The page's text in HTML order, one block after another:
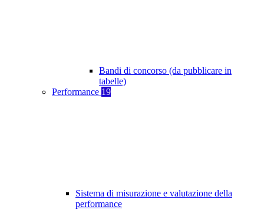
Bandi di concorso (da pubblicare in
tabelle)
Performance 19
Sistema di misurazione e valutazione della
performance